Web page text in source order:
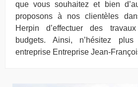
que vous souhaitez et bien
proposons à nos clientèles
Herpin d’effectuer des
budgets. Ainsi, n’hésitez
entreprise Entreprise Jean-